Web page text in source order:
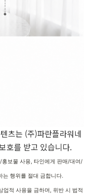
츠는 (주)파란플라워네
호를 받고 있습니다.
보물 사용, 타인에게 판매/대여/
는 행위를 절대 금합니다.
업적 사용을 금하며, 위반 시 법적